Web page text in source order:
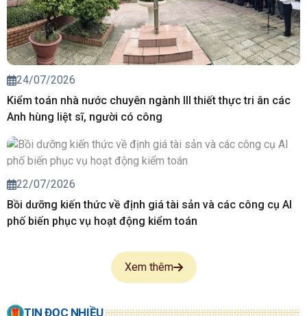
24/07/2026
Kiểm toán nhà nước chuyên ngành III thiết thực tri ân các
Anh hùng liệt sĩ, người có công
22/07/2026
Bồi dưỡng kiến thức về định giá tài sản và các công cụ AI
phố biến phục vụ hoạt động kiểm toán
Xem thêm
TIN ĐỌC NHIỀU